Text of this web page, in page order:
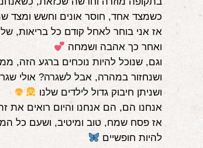
כשמצד אחד, חוסר אונים וחשש ומצד
אז אני בוחר לאחל קודם כל בריאות,
ואחר כך אהבה ושמחה
וגם, שנוכל להיות נוכחים ברגע הזה,
ושנחזור במהרה, אבל לשגרה? אולי
ושניתן חיבוק גדול לילדים שלנו
אנחנו הם, הם אנחנו והיום רואים את
אז פסח שמח, טוב ומיטיב, ושעם כל
להיות חופשיים